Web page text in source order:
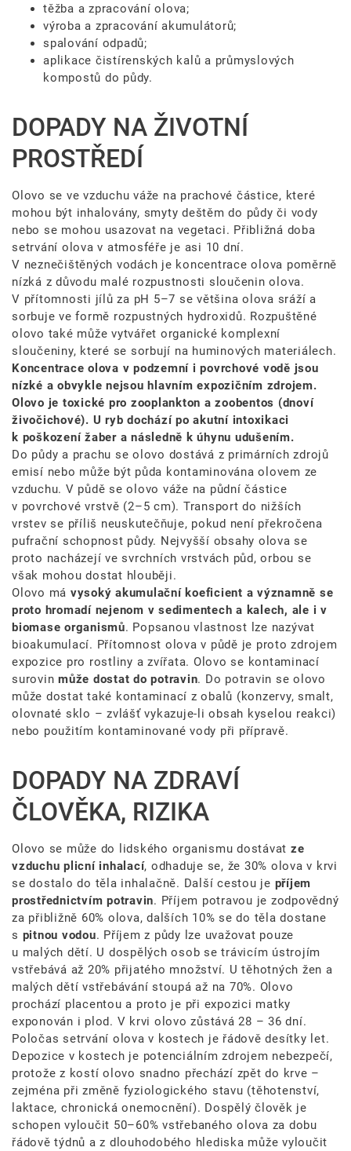
těžba a zpracování olova;
výroba a zpracování akumulátorů;
spalování odpadů;
aplikace čistírenských kalů a průmyslových
kompostů do půdy.
DOPADY NA ŽIVOTNÍ
PROSTŘEDÍ
Olovo se ve vzduchu váže na prachové částice, které
mohou být inhalovány, smyty deštěm do půdy či vody
nebo se mohou usazovat na vegetaci. Přibližná doba
setrvání olova v atmosféře je asi 10 dní.
V neznečištěných vodách je koncentrace olova poměrně
nízká z důvodu malé rozpustnosti sloučenin olova.
V přítomnosti jílů za pH 5–7 se většina olova sráží a
sorbuje ve formě rozpustných hydroxidů. Rozpuštěné
olovo také může vytvářet organické komplexní
sloučeniny, které se sorbují na huminových materiálech.
Koncentrace olova v podzemní i povrchové vodě jsou
nízké a obvykle nejsou hlavním expozičním zdrojem.
Olovo je toxické pro zooplankton a zoobentos (dnoví
živočichové). U ryb dochází po akutní intoxikaci
k poškození žaber a následně k úhynu udušením.
Do půdy a prachu se olovo dostává z primárních zdrojů
emisí nebo může být půda kontaminována olovem ze
vzduchu. V půdě se olovo váže na půdní částice
v povrchové vrstvě (2–5 cm). Transport do nižších
vrstev se příliš neuskutečňuje, pokud není překročena
pufrační schopnost půdy. Nejvyšší obsahy olova se
proto nacházejí ve svrchních vrstvách půd, orbou se
však mohou dostat hlouběji.
Olovo má vysoký akumulační koeficient a významně se
proto hromadí nejenom v sedimentech a kalech, ale i v
biomase organismů. Popsanou vlastnost lze nazývat
bioakumulací. Přítomnost olova v půdě je proto zdrojem
expozice pro rostliny a zvířata. Olovo se kontaminací
surovin může dostat do potravin. Do potravin se olovo
může dostat také kontaminací z obalů (konzervy, smalt,
olovnaté sklo – zvlášť vykazuje-li obsah kyselou reakci)
nebo použitím kontaminované vody při přípravě.
DOPADY NA ZDRAVÍ
ČLOVĚKA, RIZIKA
Olovo se může do lidského organismu dostávat ze
vzduchu plicní inhalací, odhaduje se, že 30% olova v krvi
se dostalo do těla inhalačně. Další cestou je příjem
prostřednictvím potravin. Příjem potravou je zodpovědný
za přibližně 60% olova, dalších 10% se do těla dostane
s pitnou vodou. Příjem z půdy lze uvažovat pouze
u malých dětí. U dospělých osob se trávicím ústrojím
vstřebává až 20% přijatého množství. U těhotných žen a
malých dětí vstřebávání stoupá až na 70%. Olovo
prochází placentou a proto je při expozici matky
exponován i plod. V krvi olovo zůstává 28 – 36 dní.
Poločas setrvání olova v kostech je řádově desítky let.
Depozice v kostech je potenciálním zdrojem nebezpečí,
protože z kostí olovo snadno přechází zpět do krve –
zejména při změně fyziologického stavu (těhotenství,
laktace, chronická onemocnění). Dospělý člověk je
schopen vyloučit 50–60% vstřebaného olova za dobu
řádově týdnů a z dlouhodobého hlediska může vyloučit